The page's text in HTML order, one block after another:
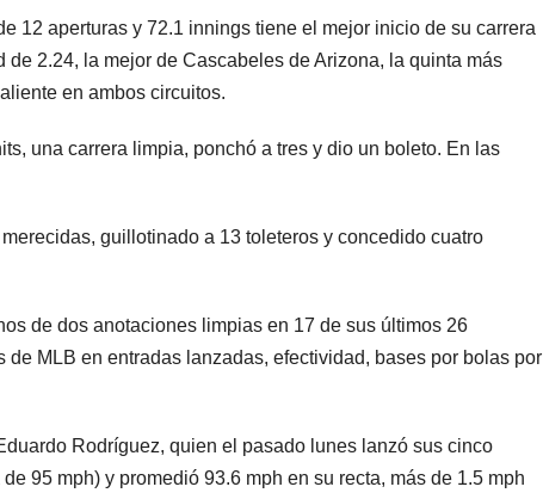
12 aperturas y 72.1 innings tiene el mejor inicio de su carrera
2.24, la mejor de Cascabeles de Arizona, la quinta más
en ambos circuitos.
una carrera limpia, ponchó a tres y dio un boleto. En las
guillotinado a 13 toleteros y concedido cuatro
de dos anotaciones limpias en 17 de sus últimos 26
MLB en entradas lanzadas, efectividad, bases por bolas por
Rodríguez, quien el pasado lunes lanzó sus cinco
95 mph) y promedió 93.6 mph en su recta, más de 1.5 mph